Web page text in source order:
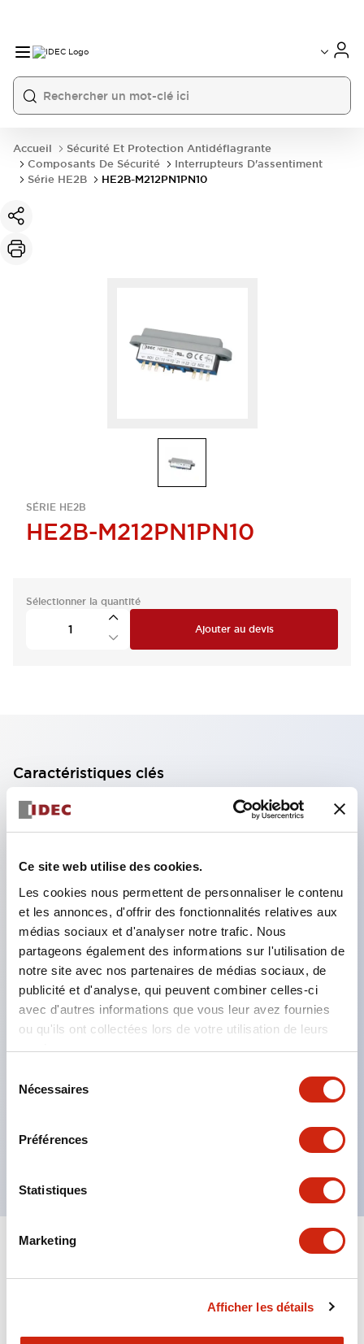
Ce site web utilise des cookies.
Les cookies nous permettent de personnaliser le contenu
et les annonces, d'offrir des fonctionnalités relatives aux
médias sociaux et d'analyser notre trafic. Nous
partageons également des informations sur l'utilisation de
notre site avec nos partenaires de médias sociaux, de
publicité et d'analyse, qui peuvent combiner celles-ci
avec d'autres informations que vous leur avez fournies
ou qu'ils ont collectées lors de votre utilisation de leurs
services.
Nécessaires
Préférences
Statistiques
Marketing
Afficher les détails
Accueil
Sécurité Et Protection Antidéflagrante
Composants De Sécurité
Interrupteurs D'assentiment
Série HE2B
HE2B-M212PN1PN10
SÉRIE HE2B
HE2B-M212PN1PN10
Sélectionner la quantité
Ajouter au devis
Caractéristiques clés
Fonctionnalité à trois positions (OFF-ON-OFF)
Arrêt (position 3) garantissant l'absence de
soudure des contacts (selon EN 60947-5-1 /
IEC60947-5-1)
Les contacts ne se ferment pas lors du passage de
Arrêt (pos. 3) à Arrêt (pos. 1) (selon IEC60204-1
9.2.5.8)
Variété de configurations de contacts (jusqu'à
deux OFF-ON-OFF, deux contacts de surveillance
retour)
Disponible avec ou sans couverture en caoutchouc
(la couverture assure une étanchéité IP65)
Tout développer+